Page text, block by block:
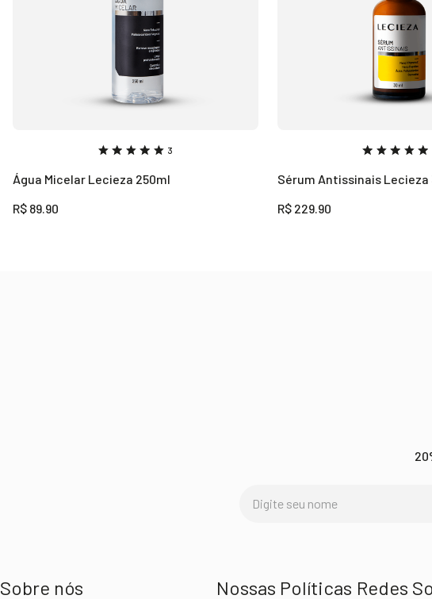
3
Água Micelar Lecieza 250ml
R$ 89.90
Sérum Antissinais Lecieza
R$ 229.90
Sobre nós Nossas Políticas Redes